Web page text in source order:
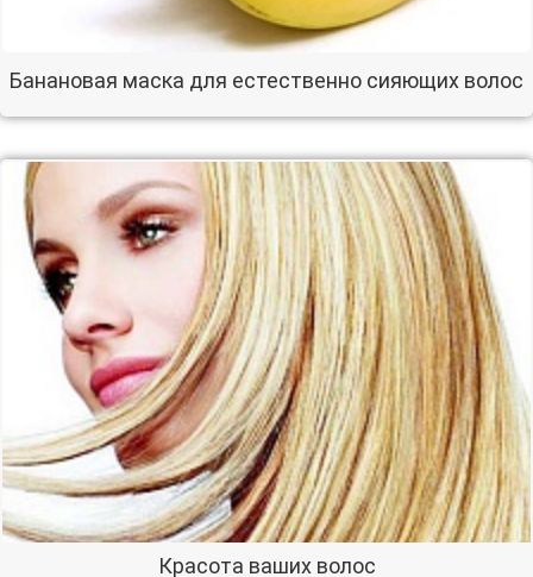
Банановая маска для естественно сияющих волос
Красота ваших волос